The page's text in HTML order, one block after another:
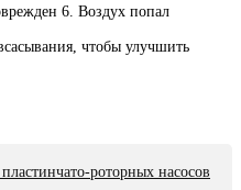
6. Воздух попал
чтобы улучшить
роторных насосов